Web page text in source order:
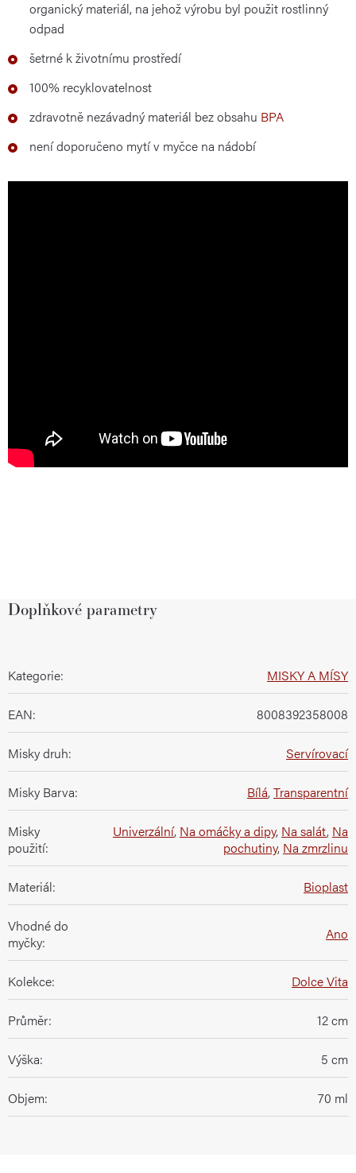
organický materiál, na jehož výrobu byl použit rostlinný
odpad
šetrné k životnímu prostředí
100% recyklovatelnost
zdravotně nezávadný materiál bez obsahu BPA
není doporučeno mytí v myčce na nádobí
Doplňkové parametry
Kategorie: MISKY A MÍSY
EAN: 8008392358008
Misky druh: Servírovací
Misky Barva: Bílá,Transparentní
Misky
použití:
Univerzální, Na omáčky a dipy, Na salát, Na
pochutiny, Na zmrzlinu
Materiál: Bioplast
Vhodné do
myčky: Ano
Kolekce: Dolce Vita
Průměr: 12 cm
Výška: 5 cm
Objem: 70 ml